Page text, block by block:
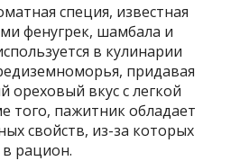
специя, известная
фенугрек, шамбала и
в кулинарии
придавая
вкус с легкой
того, пажитник обладает
свойств, из-за которых
рацион.